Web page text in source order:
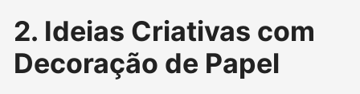
2. Ideias Criativas com
Decoração de Papel